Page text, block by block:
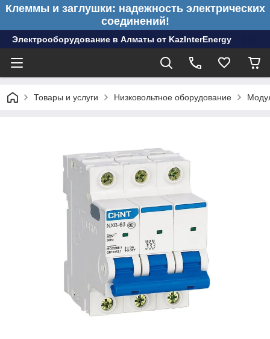
Клеммы и заглушки: надежность электрических
соединений!
Электрооборудование в Алматы от KazInterEnergy
Товары и услуги Низковольтное оборудование